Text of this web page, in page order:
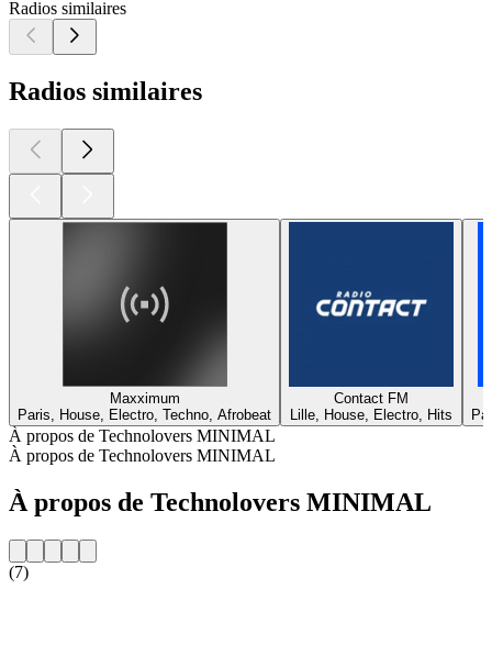
Radios similaires
Radios similaires
Maxximum
Paris, House, Electro, Techno, Afrobeat
Contact FM
Lille, House, Electro, Hits
À propos de Technolovers MINIMAL
À propos de Technolovers MINIMAL
À propos de Technolovers MINIMAL
(7)